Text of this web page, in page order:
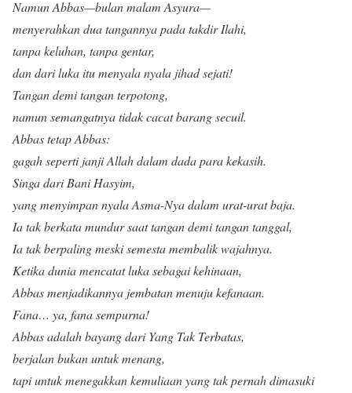
Namun Abbas—bulan malam Asyura—
menyerahkan dua tangannya pada takdir Ilahi,
tanpa keluhan, tanpa gentar,
dan dari luka itu menyala nyala jihad sejati!
Tangan demi tangan terpotong,
namun semangatnya tidak cacat barang secuil.
Abbas tetap Abbas:
gagah seperti janji Allah dalam dada para kekasih.
Singa dari Bani Hasyim,
yang menyimpan nyala Asma-Nya dalam urat-urat baja.
Ia tak berkata mundur saat tangan demi tangan tanggal,
Ia tak berpaling meski semesta membalik wajahnya.
Ketika dunia mencatat luka sebagai kehinaan,
Abbas menjadikannya jembatan menuju kefanaan.
Fana… ya, fana sempurna!
Abbas adalah bayang dari Yang Tak Terbatas,
berjalan bukan untuk menang,
tapi untuk menegakkan kemuliaan yang tak pernah dimasuki